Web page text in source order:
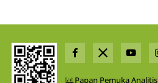
Papan Pemuka Analitis